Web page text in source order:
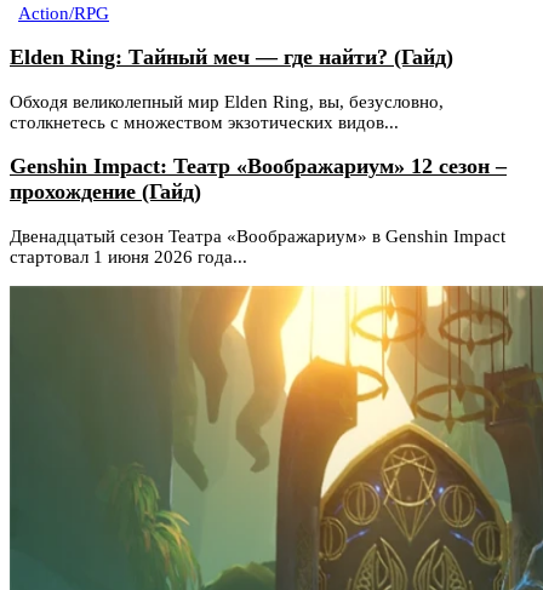
Action/RPG
Elden Ring: Тайный меч — где найти? (Гайд)
Обходя великолепный мир Elden Ring, вы, безусловно,
столкнетесь с множеством экзотических видов...
Genshin Impact: Театр «Воображариум» 12 сезон –
прохождение (Гайд)
Двенадцатый сезон Театра «Воображариум» в Genshin Impact
стартовал 1 июня 2026 года...